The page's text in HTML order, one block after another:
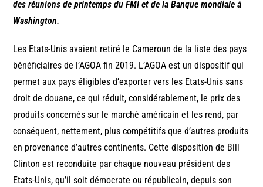
des réunions de printemps du FMI et de la Banque mondiale à
Washington.
Les Etats-Unis avaient retiré le Cameroun de la liste des pays
bénéficiaires de l’AGOA fin 2019. L’AGOA est un dispositif qui
permet aux pays éligibles d’exporter vers les Etats-Unis sans
droit de douane, ce qui réduit, considérablement, le prix des
produits concernés sur le marché américain et les rend, par
conséquent, nettement, plus compétitifs que d’autres produits
en provenance d’autres continents. Cette disposition de Bill
Clinton est reconduite par chaque nouveau président des
Etats-Unis, qu’il soit démocrate ou républicain, depuis son